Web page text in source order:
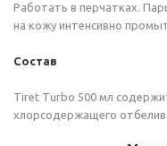
Работать в перчатках.
на кожу интенсивно
Состав
Tiret Turbo 500 мл
хлорсодержащего